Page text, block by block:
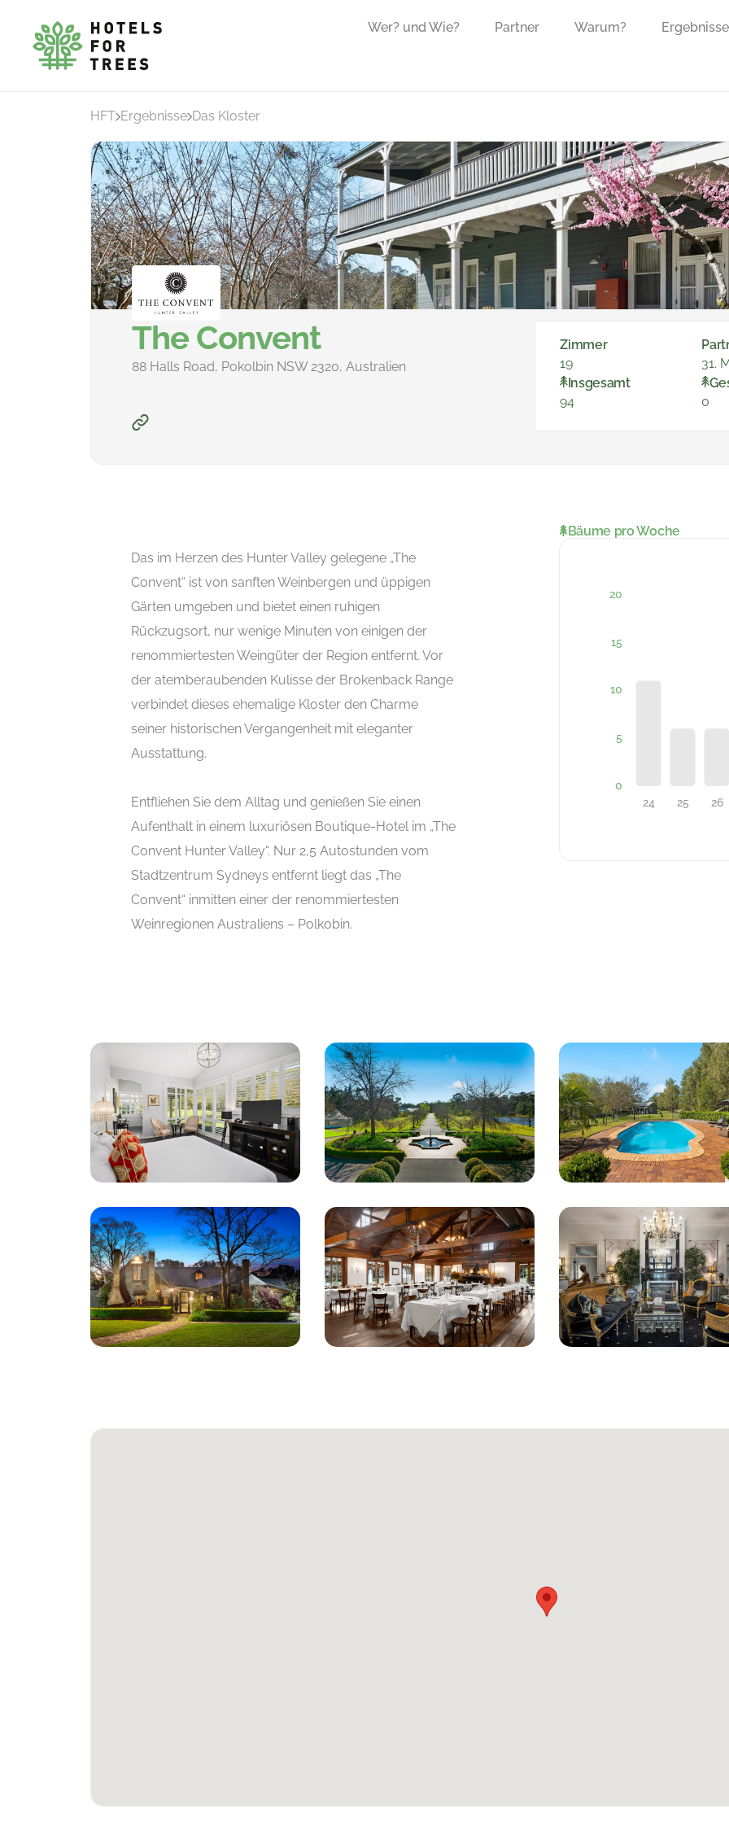
Wer? und Wie? Partner Warum? Ergebnisse
HFT Ergebnisse Das Kloster
The Convent
88 Halls Road, Pokolbin NSW 2320, Australien
Zimmer
19
31.
Insgesamt
94
0
Das im Herzen des Hunter Valley gelegene „The
Convent“ ist von sanften Weinbergen und üppigen
Gärten umgeben und bietet einen ruhigen
Rückzugsort, nur wenige Minuten von einigen der
renommiertesten Weingüter der Region entfernt. Vor
der atemberaubenden Kulisse der Brokenback Range
verbindet dieses ehemalige Kloster den Charme
seiner historischen Vergangenheit mit eleganter
Ausstattung.
Entfliehen Sie dem Alltag und genießen Sie einen
Aufenthalt in einem luxuriösen Boutique-Hotel im „The
Convent Hunter Valley“. Nur 2,5 Autostunden vom
Stadtzentrum Sydneys entfernt liegt das „The
Convent“ inmitten einer der renommiertesten
Weinregionen Australiens – Polkobin.
Bäume pro Woche